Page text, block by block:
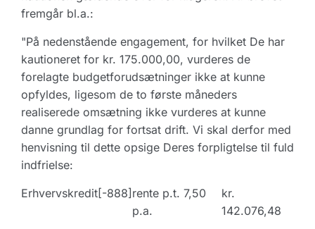
fremgår bl.a.:
"På nedenstående engagement, for hvilket De har
kautioneret for kr. 175.000,00, vurderes de
forelagte budgetforudsætninger ikke at kunne
opfyldes, ligesom de to første måneders
realiserede omsætning ikke vurderes at kunne
danne grundlag for fortsat drift. Vi skal derfor med
henvisning til dette opsige Deres forpligtelse til fuld
indfrielse:
Erhvervskredit[-888] rente p.t. 7,50
p.a.
kr.
142.076,48